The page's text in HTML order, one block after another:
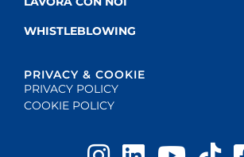
WHISTLEBLOWING
PRIVACY & COOKIE
PRIVACY POLICY
COOKIE POLICY